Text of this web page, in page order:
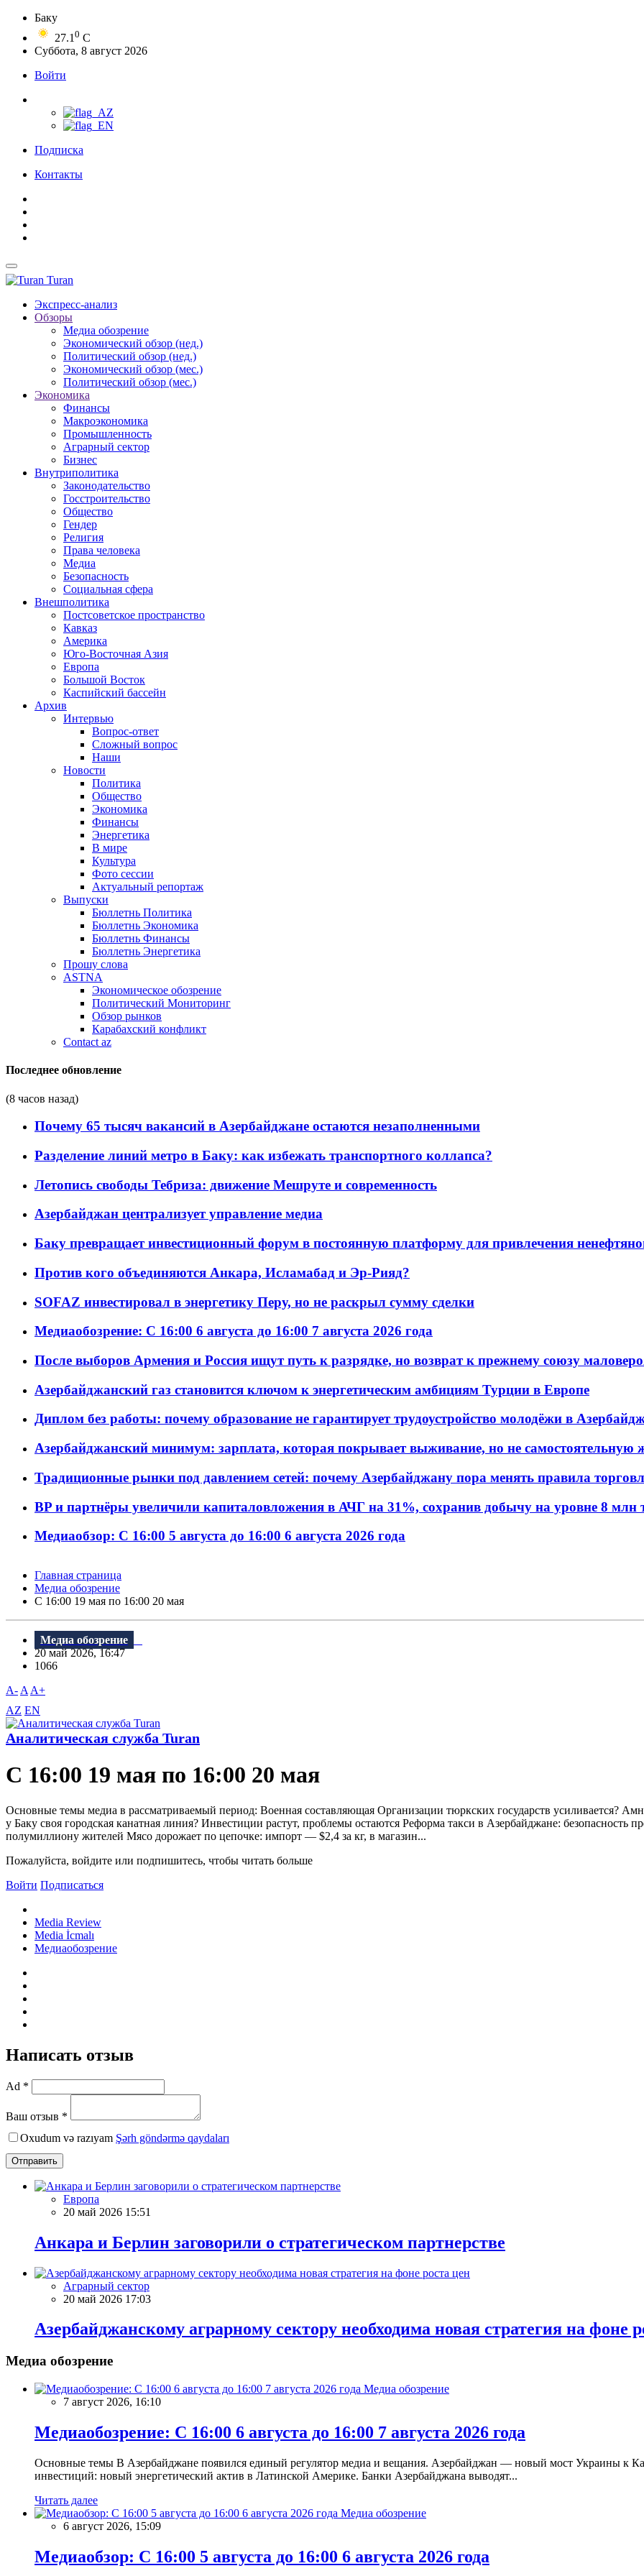
Баку
27.1 0 C
Суббота, 8 август 2026
Войти
Подписка
Контакты
Turan
Экспресс-анализ
Обзоры
Медиа обозрение
Экономический обзор (нед.)
Политический обзор (нед.)
Экономический обзор (мес.)
Политический обзор (мес.)
Экономика
Финансы
Макроэкономика
Промышленность
Аграрный сектор
Бизнес
Внутриполитика
Законодательство
Госстроительство
Общество
Гендер
Религия
Права человека
Медиа
Безопасность
Социальная сфера
Внешполитика
Постсоветское пространство
Кавказ
Америка
Юго-Восточная Азия
Европа
Большой Восток
Каспийский бассейн
Архив
Интервью
Вопрос-ответ
Сложный вопрос
Наши
Новости
Политика
Общество
Экономика
Финансы
Энергетика
В мире
Культура
Фото сессии
Актуальный репортаж
Выпуски
Бюллетнь Политика
Бюллетнь Экономика
Бюллетнь Финансы
Бюллетнь Энергетика
Прошу слова
ASTNA
Экономическое обозрение
Политический Мониторинг
Обзор рынков
Карабахский конфликт
Contact az
Последнее обновление
(8 часов назад)
Почему 65 тысяч вакансий в Азербайджане остаются незаполненными
Разделение линий метро в Баку: как избежать транспортного коллапса?
Летопись свободы Тебриза: движение Мешруте и современность
Азербайджан централизует управление медиа
Баку превращает инвестиционный форум в постоянную платформу для привлечения
Против кого объединяются Анкара, Исламабад и Эр-Рияд?
SOFAZ инвестировал в энергетику Перу, но не раскрыл сумму сделки
Медиаобозрение: С 16:00 6 августа до 16:00 7 августа 2026 года
После выборов Армения и Россия ищут путь к разрядке, но возврат к прежнему союзу
Азербайджанский газ становится ключом к энергетическим амбициям Турции в Европе
Диплом без работы: почему образование не гарантирует трудоустройство молодёжи в
Азербайджанский минимум: зарплата, которая покрывает выживание, но не самостоятельную
Традиционные рынки под давлением сетей: почему Азербайджану пора менять правила
BP и партнёры увеличили капиталовложения в АЧГ на 31%, сохранив добычу на уровне 8 млн
Медиаобзор: С 16:00 5 августа до 16:00 6 августа 2026 года
Главная страница
Медиа обозрение
С 16:00 19 мая по 16:00 20 мая
Медиа обозрение
20 май 2026, 16:47
1066
A- A A+
AZ EN
Аналитическая служба Turan
С 16:00 19 мая по 16:00 20 мая
Основные темы медиа в рассматриваемый период: Военная составляющая Организации тюркских государств усиливается?
у Баку своя городская канатная линия? Инвестиции растут, проблемы остаются Реформа такси в Азербайджане: безопасность
полумиллиону жителей Мясо дорожает по цепочке: импорт — $2,4 за кг, в магазин...
Пожалуйста, войдите или подпишитесь, чтобы читать больше
Войти Подписаться
Media Review
Media İcmalı
Медиаобозрение
Написать отзыв
Ad *
Ваш отзыв *
Oxudum və razıyam Şərh göndərmə qaydaları
Отправить
Европа
20 май 2026 15:51
Анкара и Берлин заговорили о стратегическом партнерстве
Аграрный сектор
20 май 2026 17:03
Азербайджанскому аграрному сектору необходима новая стратегия на фоне
Медиа обозрение
Медиа обозрение
7 август 2026, 16:10
Медиаобозрение: С 16:00 6 августа до 16:00 7 августа 2026 года
Основные темы В Азербайджане появился единый регулятор медиа и вещания. Азербайджан — новый мост Украины к
инвестиций: новый энергетический актив в Латинской Америке. Банки Азербайджана выводят...
Читать далее
Медиа обозрение
6 август 2026, 15:09
Медиаобзор: С 16:00 5 августа до 16:00 6 августа 2026 года